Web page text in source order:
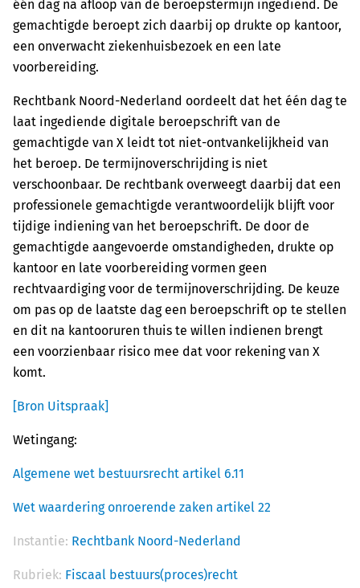
één dag na afloop van de beroepstermijn ingediend. De
gemachtigde beroept zich daarbij op drukte op kantoor,
een onverwacht ziekenhuisbezoek en een late
voorbereiding.
Rechtbank Noord-Nederland oordeelt dat het één dag te
laat ingediende digitale beroepschrift van de
gemachtigde van X leidt tot niet-ontvankelijkheid van
het beroep. De termijnoverschrijding is niet
verschoonbaar. De rechtbank overweegt daarbij dat een
professionele gemachtigde verantwoordelijk blijft voor
tijdige indiening van het beroepschrift. De door de
gemachtigde aangevoerde omstandigheden, drukte op
kantoor en late voorbereiding vormen geen
rechtvaardiging voor de termijnoverschrijding. De keuze
om pas op de laatste dag een beroepschrift op te stellen
en dit na kantooruren thuis te willen indienen brengt
een voorzienbaar risico mee dat voor rekening van X
komt.
[Bron Uitspraak]
Wetingang:
Algemene wet bestuursrecht artikel 6.11
Wet waardering onroerende zaken artikel 22
Instantie: Rechtbank Noord-Nederland
Rubriek: Fiscaal bestuurs(proces)recht